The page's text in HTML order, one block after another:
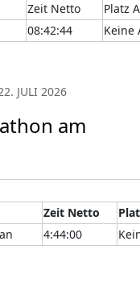
Zeit Netto
Platz
08:42:44 Keine
JULI 2026
am
Zeit Netto
4:44:00